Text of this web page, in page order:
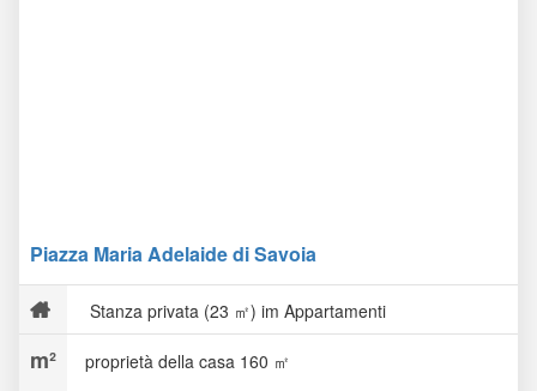
Piazza Maria Adelaide di Savoia
Stanza privata (23 ㎡) im Appartamenti
proprietà della casa 160 ㎡